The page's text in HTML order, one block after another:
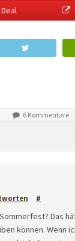
6 Kommentare
#
Das
können. Wenn